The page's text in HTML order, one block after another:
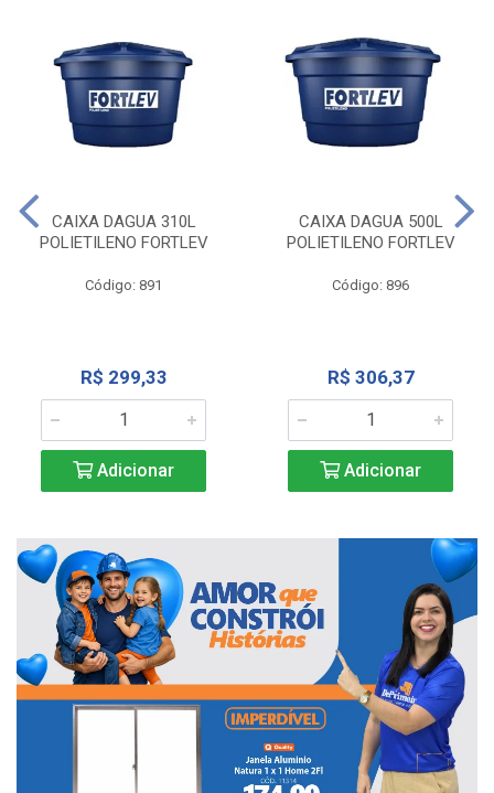
CAIXA DAGUA 310L
POLIETILENO FORTLEV
Código: 891
R$ 299,33
Adicionar
CAIXA DAGUA 500L
POLIETILENO FORTLEV
Código: 896
R$ 306,37
Adicionar